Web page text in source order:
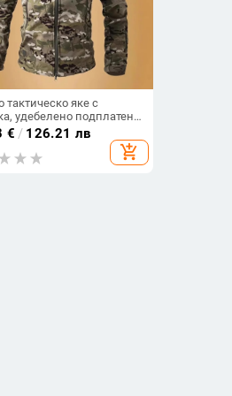
яке с
удебелено подплатено
памучно-смесена тъкан
множество
подходящо за есен
€ / 126.21 лв
add_shopping_cart